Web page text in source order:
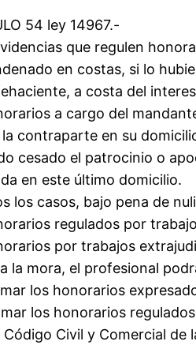
54 ley 14967.-
que regulen
en costas, si lo
a costa del
a cargo del
la contraparte en su
cesado el patrocinio o
en este último domicilio.
los casos, bajo pena de
regulados por
por trabajos
la mora, el profesional
los honorarios
los honorarios
Código Civil y Comercial de